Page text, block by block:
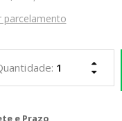
parcelamento